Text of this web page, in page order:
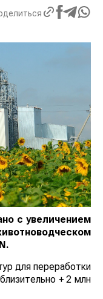
с увеличением
.
для переработки
+ 2 млн